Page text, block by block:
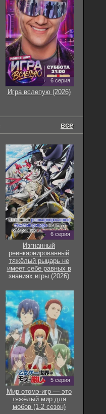
6 серия
Игра вслепую (2026)
все
6 серия
Изгнанный
реинкарнированный
тяжёлый рыцарь не
имеет себе равных в
знаниях игры (2026)
5 серия
Мир отомэ-игр — это
тяжёлый мир для
мобов (1-2 сезон)